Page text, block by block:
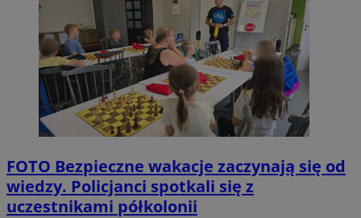
FOTO Bezpieczne wakacje zaczynają się od
wiedzy. Policjanci spotkali się z
uczestnikami półkolonii